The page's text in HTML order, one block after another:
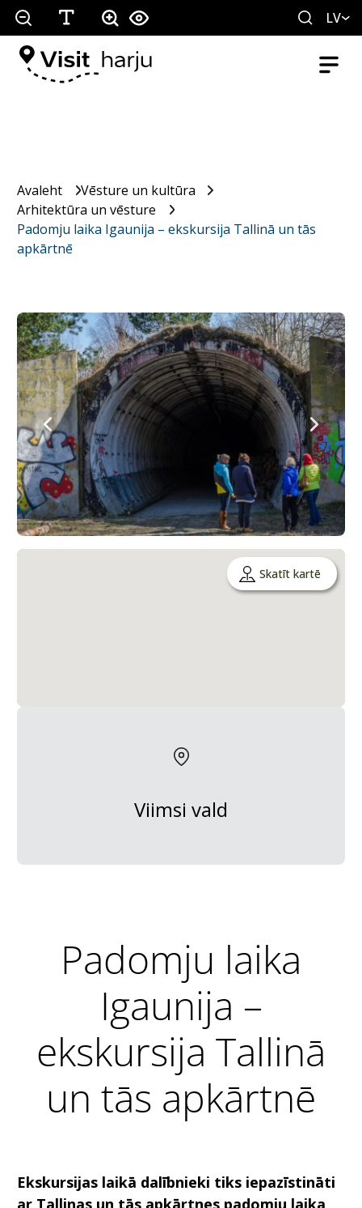
LV
Avaleht
Vēsture un kultūra
Arhitektūra un vēsture
Padomju laika Igaunija – ekskursija Tallinā un tās
apkārtnē
Skatīt kartē
Viimsi vald
Padomju laika
Igaunija –
ekskursija Tallinā
un tās apkārtnē
Ekskursijas laikā dalībnieki tiks iepazīstināti
ar Tallinas un tās apkārtnes padomju laika